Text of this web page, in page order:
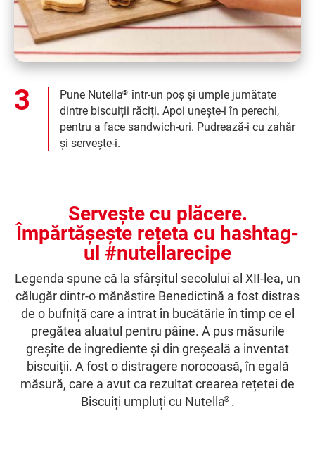
Pune Nutella® într-un poș și umple jumătate
dintre biscuiții răciți. Apoi unește-i în perechi,
pentru a face sandwich-uri. Pudrează-i cu zahăr
și servește-i.
Servește cu plăcere.
Împărtășește rețeta cu hashtag-
ul #nutellarecipe
Legenda spune că la sfârșitul secolului al XII-lea, un
călugăr dintr-o mănăstire Benedictină a fost distras
de o bufniță care a intrat în bucătărie în timp ce el
pregătea aluatul pentru pâine. A pus măsurile
greșite de ingrediente și din greșeală a inventat
biscuiții. A fost o distragere norocoasă, în egală
măsură, care a avut ca rezultat crearea rețetei de
Biscuiți umpluți cu Nutella® .